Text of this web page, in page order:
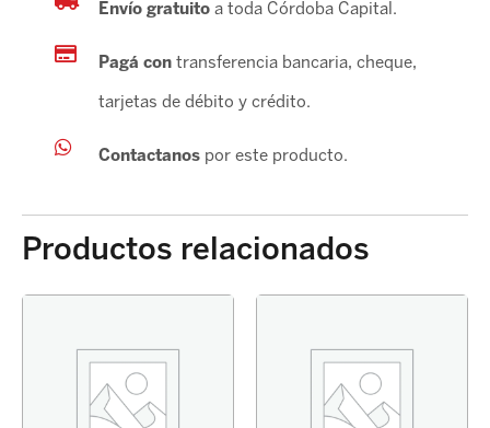
Envío gratuitoa toda Córdoba Capital.
Pagá contransferencia bancaria, cheque,
tarjetas de débito y crédito.
Contactanospor este producto.
Productos relacionados